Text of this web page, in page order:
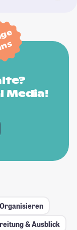
Media!
Organisieren
& Ausblick